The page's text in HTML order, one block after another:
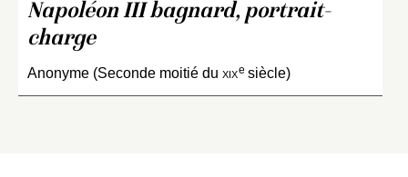
Napoléon III bagnard, portrait-
charge
Anonyme (Seconde moitié du xixe siècle)